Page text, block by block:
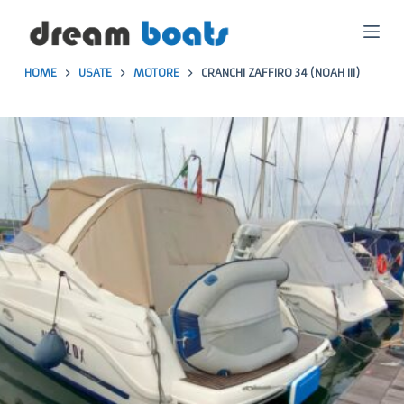
t
a
a
c
o
t
e
n
HOME USATE MOTORE CRANCHI ZAFFIRO 34 (NOAH III)